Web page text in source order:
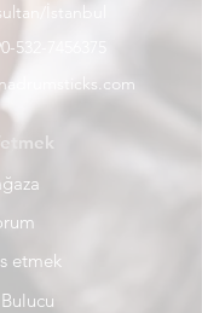
İstanbul
532-7456375
etmek